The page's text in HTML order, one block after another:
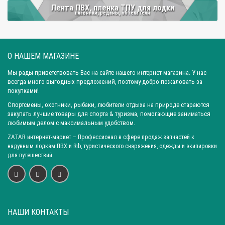
защитный брус, предохраняющий баллоны и дно от
повреждений, проколов, износа в ходе перетаскивании
стрингерам. Иногда осуществляется полное бронирование дна
3. Т-образый ПВХ профиль и редан используются для
усовершенствования ходовых свойств резиновых лодочек.
4. Разнообразные эластические профили ПВХ для
улучшения любой модели лодок.
пятнадцать метров ленты. В процессе приклейки применяется
специальный клей. Таким образом достигается
дополнительная бронировка надувной лодки.
на сайте интернет-маркета «Zatar». Компания является
Лента ПВХ, пленка ТПУ для лодки
плавники, реданы, обтекатели
О НАШЕМ МАГАЗИНЕ
Мы рады приветствовать Вас на сайте нашего интернет-магазина. У нас
всегда много выгодных предложений, поэтому добро пожаловать за
покупками!
Спортсмены, охотники, рыбаки, любители отдыха на природе стараются
закупать лучшие товары для спорта & туризма, помогающие заниматься
любимым делом с максимальным удобством.
ZATAR интернет-маркет – Профессионал в сфере продаж запчастей к
надувным лодкам ПВХ и Rib, туристического снаряжения, одежды и экипировки
для путешествий.
НАШИ КОНТАКТЫ